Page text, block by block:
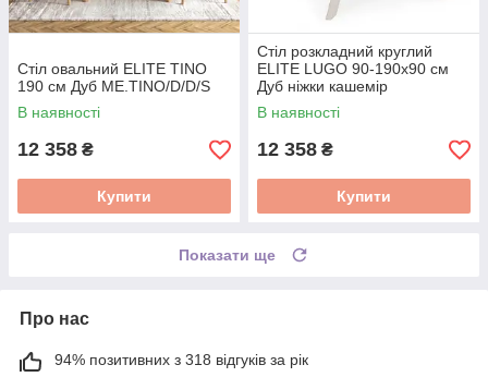
Стіл овальний ELITE TINO
190 см Дуб ME.TINO/D/D/S
В наявності
12 358 ₴
Купити
Стіл розкладний круглий
ELITE LUGO 90-190х90 см
Дуб ніжки кашемір
ME.LUGO/D/KASZ/S
В наявності
12 358 ₴
Купити
Показати ще
Про нас
94% позитивних з 318 відгуків за рік